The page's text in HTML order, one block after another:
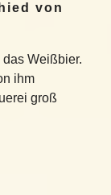
von
Weißbier.
ihm
groß